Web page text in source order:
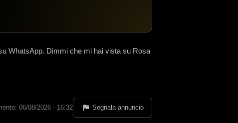
WhatsApp. Dimmi che mi hai vista su Rosa
06/08/2026 - 16:32 Segnala annuncio